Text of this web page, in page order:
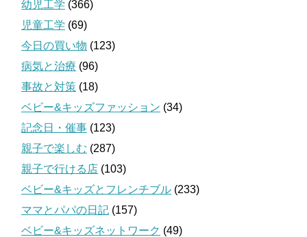
幼児工学 (366)
児童工学 (69)
今日の買い物 (123)
病気と治療 (96)
事故と対策 (18)
ベビー&キッズファッション (34)
記念日・催事 (123)
親子で楽しむ (287)
親子で行ける店 (103)
ベビー&キッズとフレンチブル (233)
ママとパパの日記 (157)
ベビー&キッズネットワーク (49)